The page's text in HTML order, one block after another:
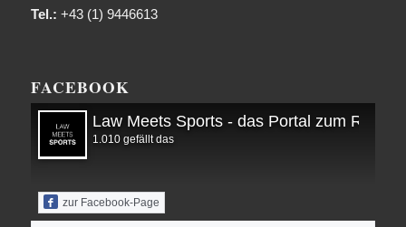
Tel.: +43 (1) 9446613
FACEBOOK
Law Meets Sports - das Portal zum Recht
1.010 gefällt das
zur Facebook-Page